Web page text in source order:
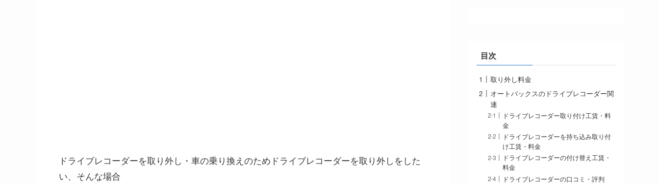
ドライブレコーダーを取り外し・車の乗り換えのためドライブレコーダーを取り外しをした
い、そんな場合
目次
取り外し料金
オートバックスのドライブレコーダー関
連
ドライブレコーダー取り付け工賃・料
金
ドライブレコーダーを持ち込み取り付
け工賃・料金
ドライブレコーダーの付け替え工賃・
料金
ドライブレコーダーの口コミ・評判